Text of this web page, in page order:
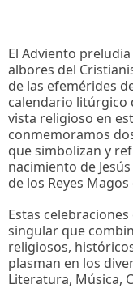
El Adviento
albores del
de las efemérides
calendario litúrgico
vista religioso en
conmemoramos
que simbolizan y
nacimiento de
de los Reyes
Estas
singular que
religiosos,
plasman en los
Literatura, Música,